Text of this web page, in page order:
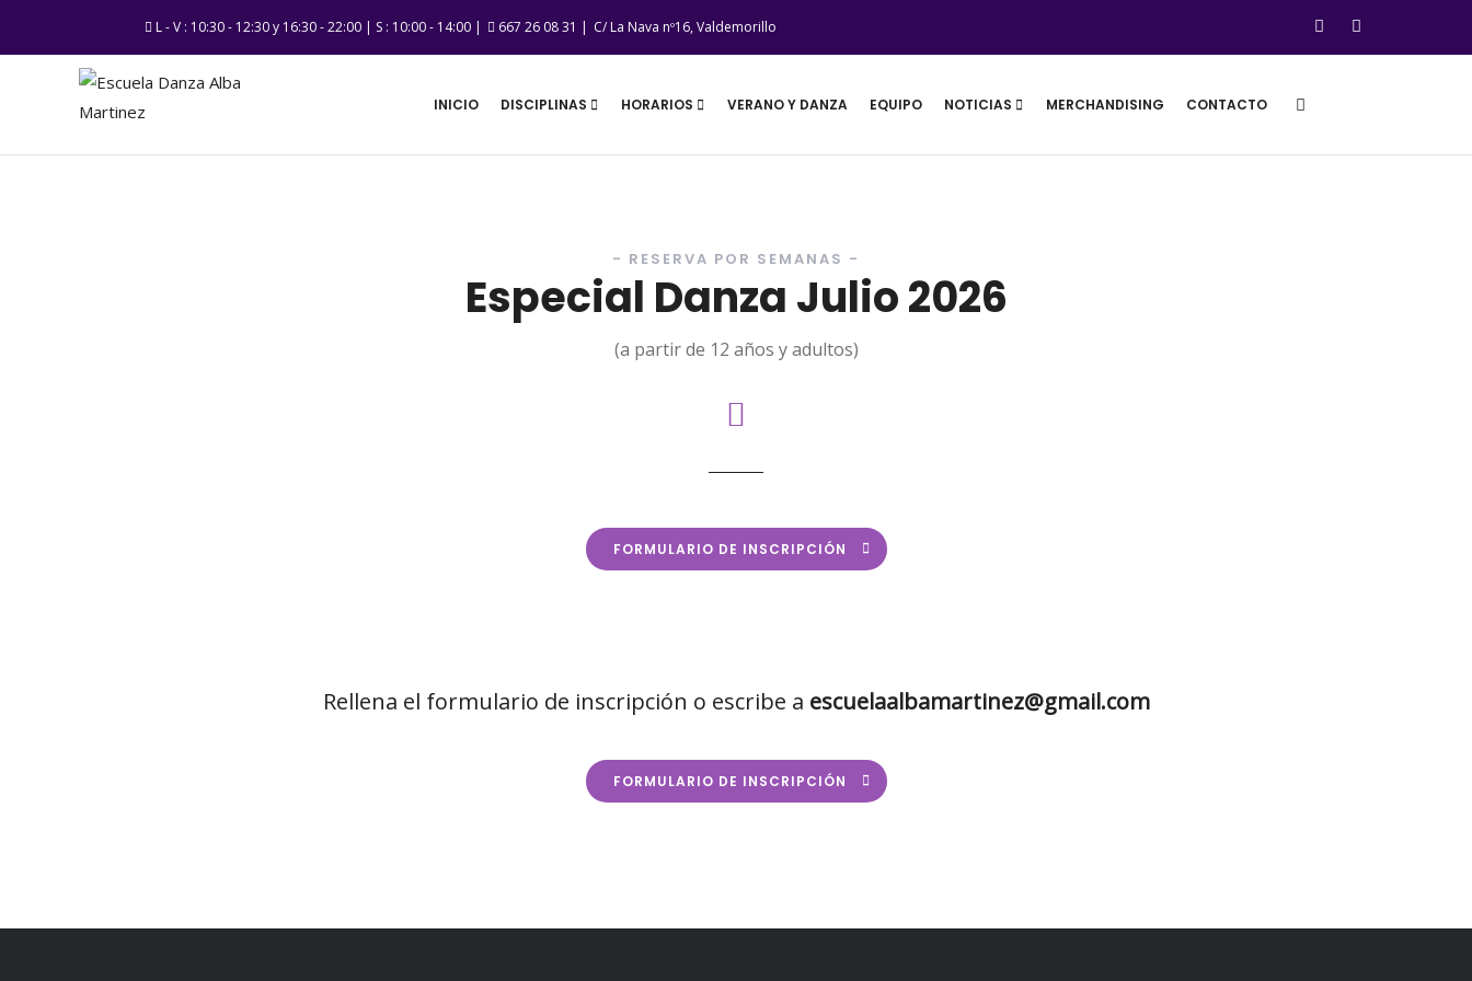
L - V : 10:30 - 12:30 y 16:30 - 22:00 | S : 10:00 - 14:00 | 667 26 08 31 | C/ La Nava nº16, Valdemorillo
INICIO DISCIPLINAS HORARIOS VERANO Y DANZA EQUIPO NOTICIAS MERCHANDISING CONTACTO
- RESERVA POR SEMANAS -
Especial Danza Julio 2026
(a partir de 12 años y adultos)
FORMULARIO DE INSCRIPCIÓN
Rellena el formulario de inscripción o escribe a escuelaalbamartinez@gmail.com
FORMULARIO DE INSCRIPCIÓN